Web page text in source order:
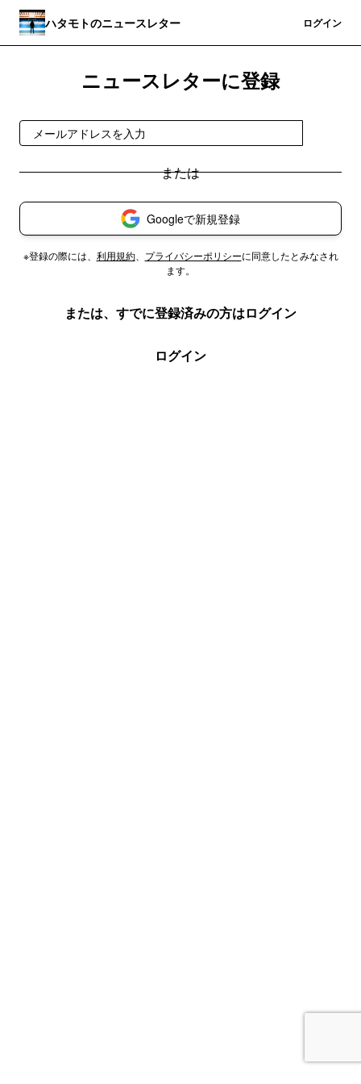
ハタモトのニュースレター ログイン
ニュースレターに登録
Googleで新規登録
※登録の際には、 利用規約、 プライバシーポリシーに同意したとみなされ
ます。
または、すでに登録済みの方はログイン
ログイン